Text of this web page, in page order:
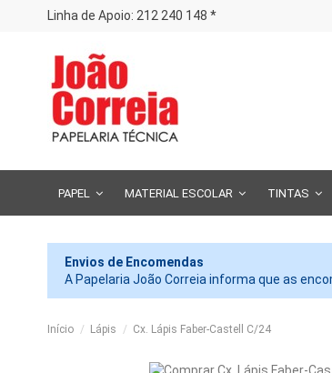
Linha de Apoio: 212 240 148 *
PAPEL MATERIAL ESCOLAR TINTAS
Envios de Encomendas
A Papelaria João Correia informa que as
Início Lápis Cx. Lápis Faber-Castell C/24